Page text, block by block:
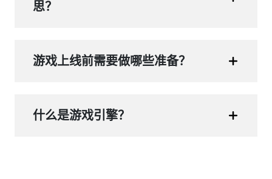
思？
游戏上线前需要做哪些准备？
什么是游戏引擎？